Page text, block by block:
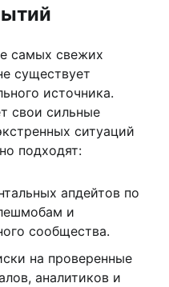
самых свежих
существует
источника.
свои сильные
ситуаций
подходят:
апдейтов по
и
сообщества.
на проверенные
аналитиков и